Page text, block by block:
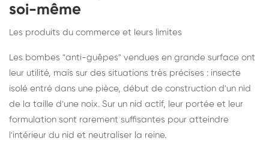
soi-même
Les produits du commerce et leurs limites
Les bombes "anti-guêpes" vendues en grande surface ont
leur utilité, mais sur des situations très précises : insecte
isolé entré dans une pièce, début de construction d'un nid
de la taille d'une noix. Sur un nid actif, leur portée et leur
formulation sont rarement suffisantes pour atteindre
l'intérieur du nid et neutraliser la reine.